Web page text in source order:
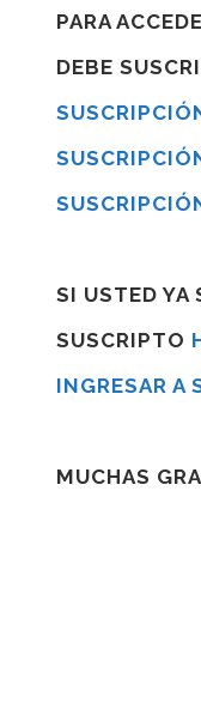
PARA
DEBE
SI USTED YA
SUSCRIPTO
INGRESAR A
MUCHAS